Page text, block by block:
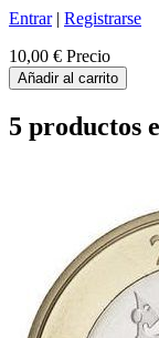
Entrar| Registrarse
10,00 € Precio
Añadir al carrito
5 productos